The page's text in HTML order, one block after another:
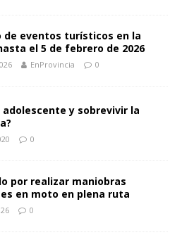
de eventos turísticos en la
el 5 de febrero de 2026
EnProvincia 0
adolescente y sobrevivir la
0
por realizar maniobras
en moto en plena ruta
0